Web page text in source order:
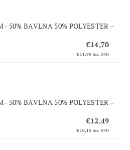
- 50% BAVLNA 50% POLYESTER –
€14,70
€11,95 bez DPH
- 50% BAVLNA 50% POLYESTER –
€12,49
€10,15 bez DPH